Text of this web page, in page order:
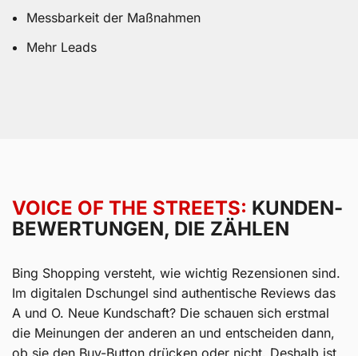
Messbarkeit der Maßnahmen
Mehr Leads
VOICE OF THE STREETS: KUNDEN­
BEWERTUNGEN, DIE ZÄHLEN
Bing Shopping versteht, wie wichtig Rezensionen sind.
Im digitalen Dschungel sind authentische Reviews das
A und O. Neue Kundschaft? Die schauen sich erstmal
die Meinungen der anderen an und entscheiden dann,
ob sie den Buy-Button drücken oder nicht. Deshalb ist